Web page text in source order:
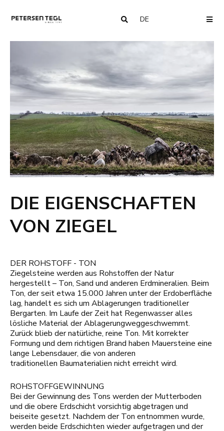
DE
DIE EIGENSCHAFTEN
VON ZIEGEL
DER ROHSTOFF - TON
Ziegelsteine werden aus Rohstoffen der Natur
hergestellt – Ton, Sand und anderen Erdmineralien. Beim
Ton, der seit etwa 15.000 Jahren unter der Erdoberfläche
lag, handelt es sich um Ablagerungen traditioneller
Bergarten. Im Laufe der Zeit hat Regenwasser alles
lösliche Material der Ablagerungweggeschwemmt.
Zurück blieb der natürliche, reine Ton. Mit korrekter
Formung und dem richtigen Brand haben Mauersteine eine
lange Lebensdauer, die von anderen
traditionellen Baumaterialien nicht erreicht wird.
ROHSTOFFGEWINNUNG
Bei der Gewinnung des Tons werden der Mutterboden
und die obere Erdschicht vorsichtig abgetragen und
beiseite gesetzt. Nachdem der Ton entnommen wurde,
werden beide Erdschichten wieder aufgetragen und der